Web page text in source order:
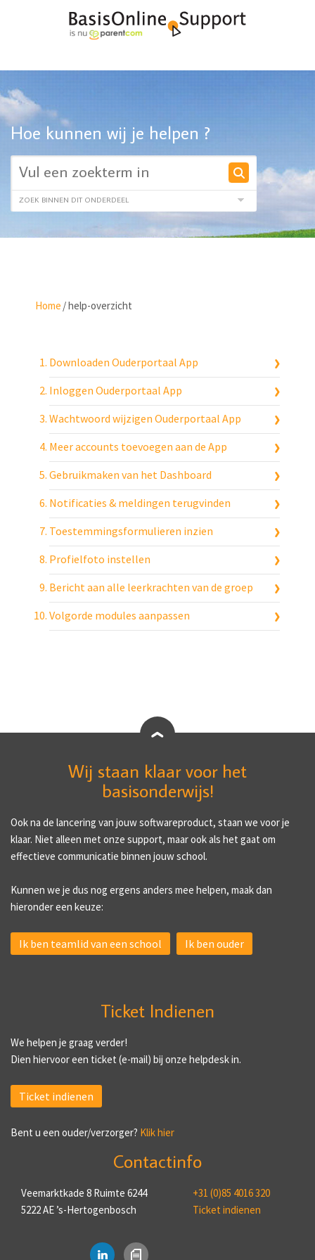
Hoe kunnen wij je helpen ?
Home /help-overzicht
Downloaden Ouderportaal App
Inloggen Ouderportaal App
Wachtwoord wijzigen Ouderportaal App
Meer accounts toevoegen aan de App
Gebruikmaken van het Dashboard
Notificaties & meldingen terugvinden
Toestemmingsformulieren inzien
Profielfoto instellen
Bericht aan alle leerkrachten van de groep
Volgorde modules aanpassen
Wij staan klaar voor het
basisonderwijs!
Ook na de lancering van jouw softwareproduct, staan we voor je
klaar. Niet alleen met onze support, maar ook als het gaat om
effectieve communicatie binnen jouw school.
Kunnen we je dus nog ergens anders mee helpen, maak dan
hieronder een keuze:
Ik ben teamlid van een school Ik ben ouder
Ticket Indienen
We helpen je graag verder!
Dien hiervoor een ticket (e-mail) bij onze helpdesk in.
Ticket indienen
Bent u een ouder/verzorger? Klik hier
Contactinfo
Veemarktkade 8 Ruimte 6244
5222 AE ’s-Hertogenbosch
+31 (0)85 4016 320
Ticket indienen